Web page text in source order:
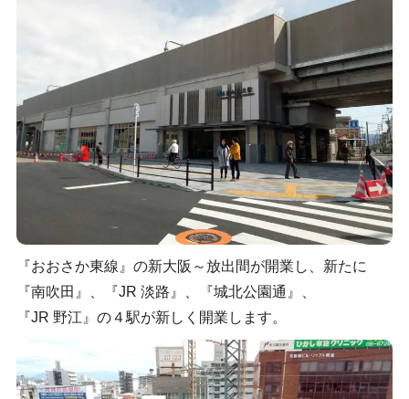
『おおさか東線』の新大阪～放出間が開業し、新たに
『南吹田』、『JR 淡路』、『城北公園通』、
『JR 野江』の４駅が新しく開業します。